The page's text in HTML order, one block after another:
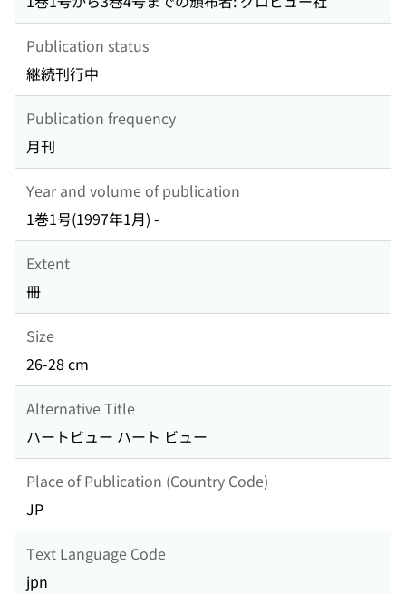
Publication status
継続刊行中
Publication frequency
月刊
Year and volume of publication
1巻1号(1997年1月) -
Extent
冊
Size
26-28 cm
Alternative Title
ハートビュー ハート ビュー
Place of Publication (Country Code)
JP
Text Language Code
jpn